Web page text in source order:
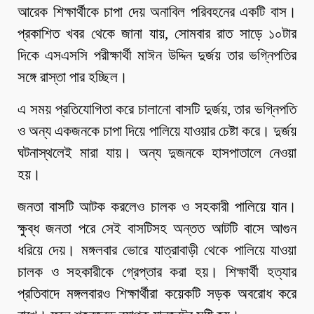
আরেক শিক্ষার্থীকে চাপা দেয় অনাবিল পরিবহনের একটি বাস।
প্রকাশিত খবর থেকে জানা যায়, সোমবার রাত সাড়ে ১০টার
দিকে এসএসসি পরীক্ষার্থী মাঈন উদ্দিন দুর্জয় তার ভগ্নিপতির
সঙ্গে রাস্তা পার হচ্ছিল।
এ সময় প্রতিযোগিতা করে চালানো বাসটি দুর্জয়, তার ভগ্নিপতি
ও অন্য একজনকে চাপা দিয়ে পালিয়ে যাওয়ার চেষ্টা করে। দুর্জয়
ঘটনাস্থলেই মারা যায়। অন্য দুজনকে হাসপাতালে নেওয়া
হয়।
জনতা বাসটি আটক করলেও চালক ও সহকারী পালিয়ে যান।
ক্ষুব্ধ জনতা পরে সেই বাসটিসহ অন্তত আটটি বাসে আগুন
ধরিয়ে দেয়। মঙ্গলবার ভোরে যাত্রাবাড়ী থেকে পালিয়ে যাওয়া
চালক ও সহকারীকে গ্রেপ্তার করা হয়। শিক্ষার্থী হত্যার
প্রতিবাদে মঙ্গলবারও শিক্ষার্থীরা কয়েকটি সড়ক অবরোধ করে